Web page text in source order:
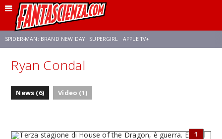
SPIDER-MAN: BRAND NEW DAY SUPERGIRL APPLE TV+
FRANCO RICCIARDIELLO ZENDAYA
Ryan Condal
News (6) Video (1)
1